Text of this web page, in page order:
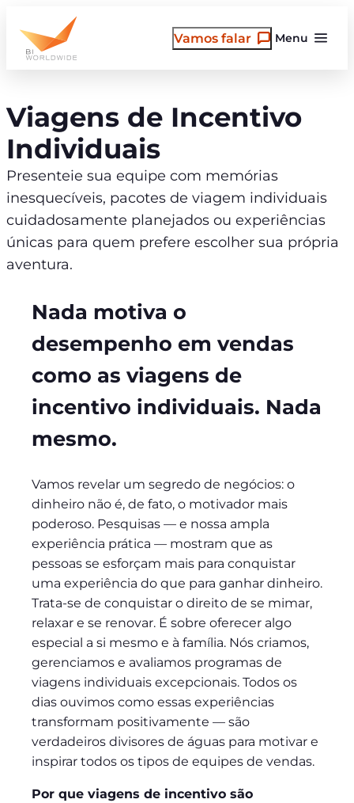
para
Menu
Vamos falar
Viagens de Incentivo
Individuais
Presenteie sua equipe com memórias
inesquecíveis, pacotes de viagem individuais
cuidadosamente planejados ou experiências
únicas para quem prefere escolher sua própria
aventura.
Nada motiva o
desempenho em vendas
como as viagens de
incentivo individuais. Nada
mesmo.
Vamos revelar um segredo de negócios: o
dinheiro não é, de fato, o motivador mais
poderoso. Pesquisas — e nossa ampla
experiência prática — mostram que as
pessoas se esforçam mais para conquistar
uma experiência do que para ganhar dinheiro.
Trata-se de conquistar o direito de se mimar,
relaxar e se renovar. É sobre oferecer algo
especial a si mesmo e à família. Nós criamos,
gerenciamos e avaliamos programas de
viagens individuais excepcionais. Todos os
dias ouvimos como essas experiências
transformam positivamente — são
verdadeiros divisores de águas para motivar e
inspirar todos os tipos de equipes de vendas.
Por que viagens de incentivo são